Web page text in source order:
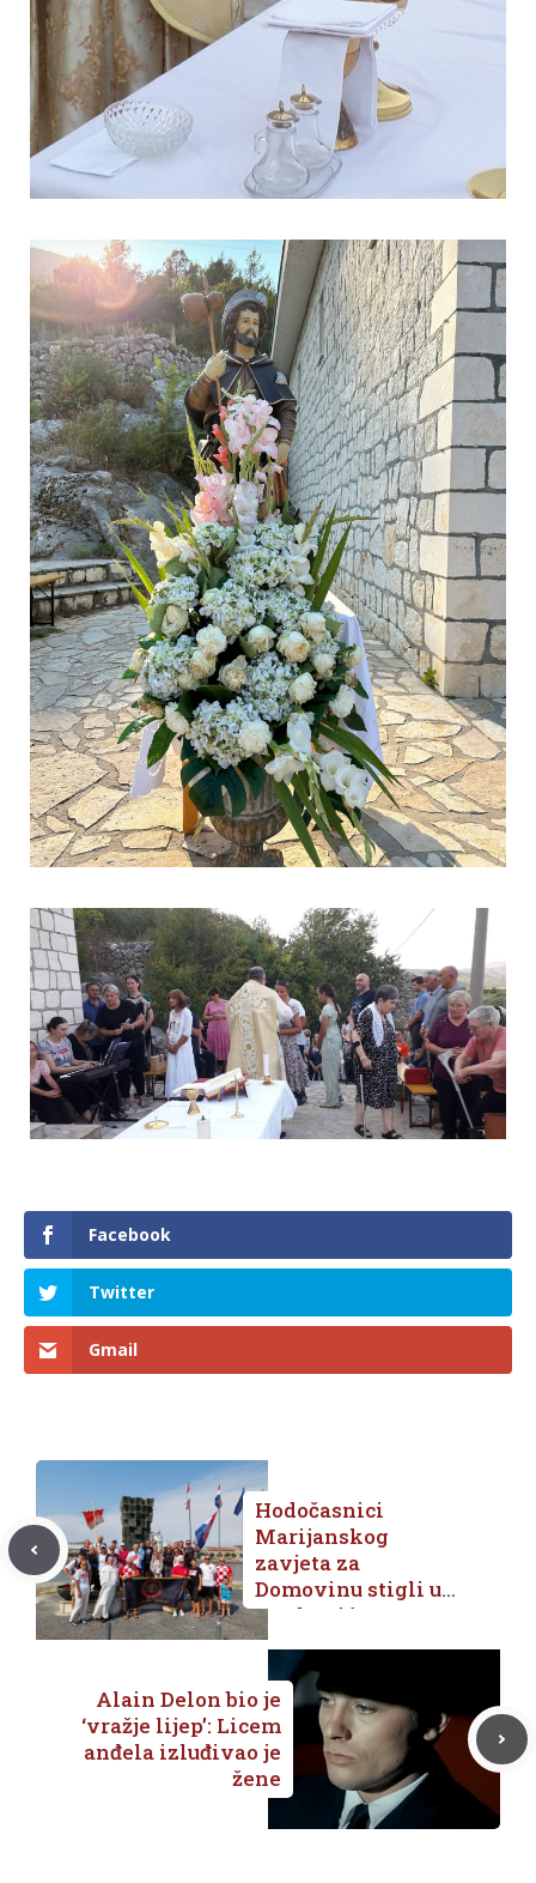
Facebook
Twitter
Gmail
Hodočasnici
Marijanskog
zavjeta za
Domovinu stigli u
Metković
Alain Delon bio je
‘vražje lijep’: Licem
anđela izluđivao je
žene